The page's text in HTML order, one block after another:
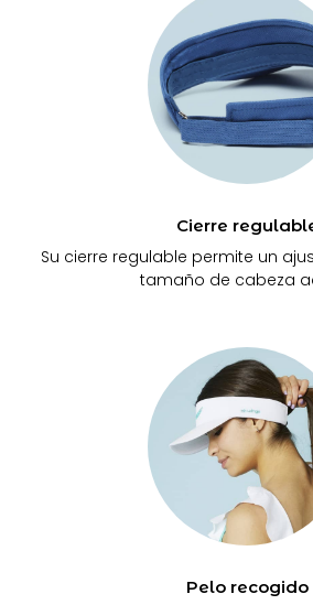
Cierre
Su cierre regulable permite un
tamaño de cabeza
Pelo recogido